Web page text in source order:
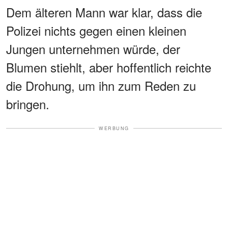
Dem älteren Mann war klar, dass die
Polizei nichts gegen einen kleinen
Jungen unternehmen würde, der
Blumen stiehlt, aber hoffentlich reichte
die Drohung, um ihn zum Reden zu
bringen.
WERBUNG